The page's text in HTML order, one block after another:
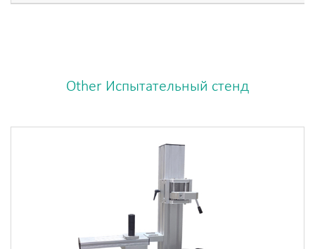
Other Испытательный стенд